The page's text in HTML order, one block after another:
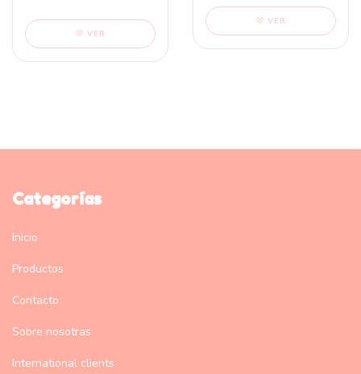
VER
VER
Categorías
Inicio
Productos
Contacto
Sobre nosotras
International clients